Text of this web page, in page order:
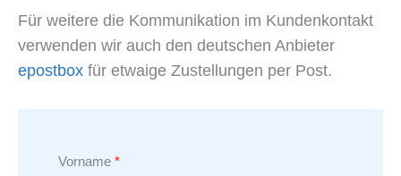
Für weitere die Kommunikation im Kundenkontakt
verwenden wir auch den deutschen Anbieter
epostbox für etwaige Zustellungen per Post.
Vorname